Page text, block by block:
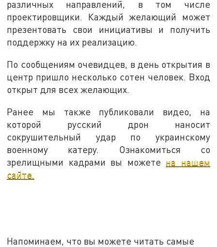
различных направлений, в том числе
проектировщики. Каждый желающий может
презентовать свои инициативы и получить
поддержку на их реализацию.
По сообщениям очевидцев, в день открытия в
центр пришло несколько сотен человек. Вход
открыт для всех желающих.
Ранее мы также публиковали видео, на
которой русский дрон наносит
сокрушительный удар по украинскому
военному катеру. Ознакомиться со
зрелищными кадрами вы можете на нашем
сайте.
Напоминаем, что вы можете читать самые